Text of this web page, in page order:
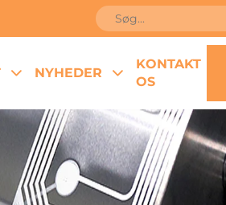
NYHEDER
KONTAKT
OS